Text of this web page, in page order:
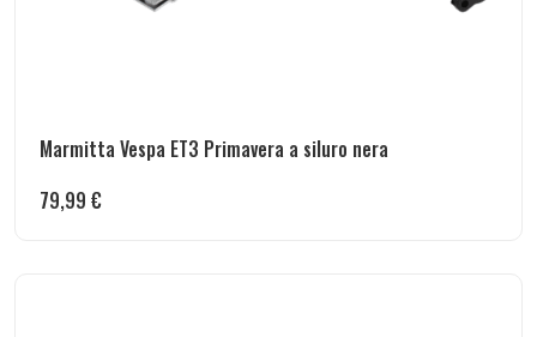
Marmitta Vespa ET3 Primavera a siluro nera
79,99 €